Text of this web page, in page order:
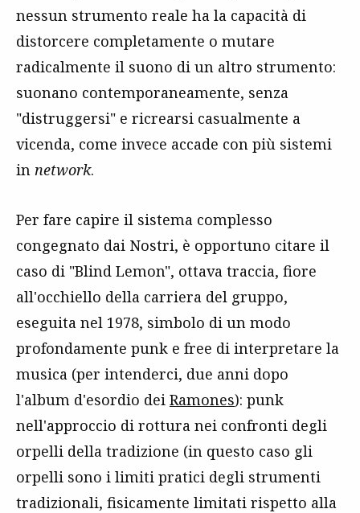
nessun strumento reale ha la capacità di
distorcere completamente o mutare
radicalmente il suono di un altro strumento:
suonano contemporaneamente, senza
"distruggersi" e ricrearsi casualmente a
vicenda, come invece accade con più sistemi
in network.
Per fare capire il sistema complesso
congegnato dai Nostri, è opportuno citare il
caso di "Blind Lemon", ottava traccia, fiore
all'occhiello della carriera del gruppo,
eseguita nel 1978, simbolo di un modo
profondamente punk e free di interpretare la
musica (per intenderci, due anni dopo
l'album d'esordio dei Ramones): punk
nell'approccio di rottura nei confronti degli
orpelli della tradizione (in questo caso gli
orpelli sono i limiti pratici degli strumenti
tradizionali, fisicamente limitati rispetto alla